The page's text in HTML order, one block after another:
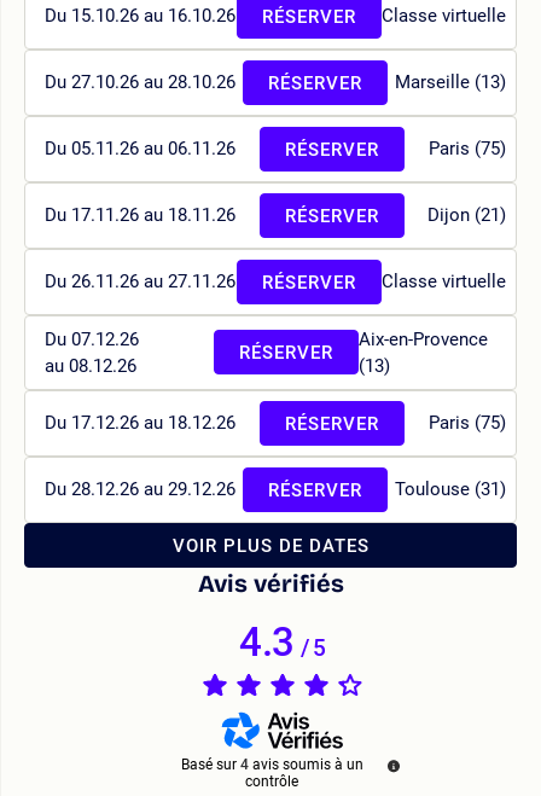
Du 15.10.26 au 16.10.26 Classe virtuelle
RÉSERVER
Du 27.10.26 au 28.10.26 Marseille (13)
RÉSERVER
Du 05.11.26 au 06.11.26 Paris (75)
RÉSERVER
Du 17.11.26 au 18.11.26 Dijon (21)
RÉSERVER
Du 26.11.26 au 27.11.26 Classe virtuelle
RÉSERVER
Du 07.12.26
au 08.12.26
Aix-en-Provence
(13)
RÉSERVER
Du 17.12.26 au 18.12.26 Paris (75)
RÉSERVER
Du 28.12.26 au 29.12.26 Toulouse (31)
RÉSERVER
VOIR PLUS DE DATES
Avis vérifiés
4.3/5
Basé sur 4 avis soumis à un
contrôle